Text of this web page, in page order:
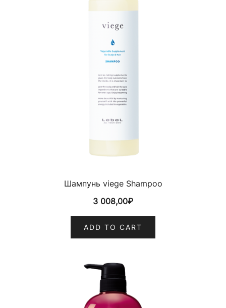
Шампунь viege Shampoo
3 008,00₽
ADD TO CART